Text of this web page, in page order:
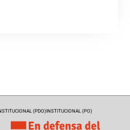
(PDO)INSTITUCIONAL (PO)